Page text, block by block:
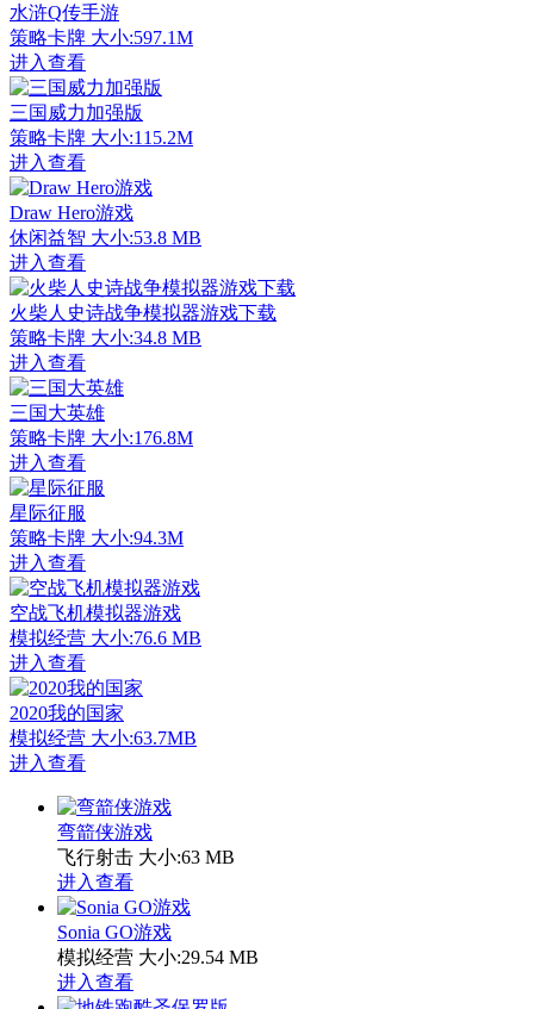
水浒Q传手游
策略卡牌 大小:597.1M
进入查看
三国威力加强版
策略卡牌 大小:115.2M
进入查看
Draw Hero游戏
休闲益智 大小:53.8 MB
进入查看
火柴人史诗战争模拟器游戏下载
策略卡牌 大小:34.8 MB
进入查看
三国大英雄
策略卡牌 大小:176.8M
进入查看
星际征服
策略卡牌 大小:94.3M
进入查看
空战飞机模拟器游戏
模拟经营 大小:76.6 MB
进入查看
2020我的国家
模拟经营 大小:63.7MB
进入查看
弯箭侠游戏
飞行射击 大小:63 MB
进入查看
Sonia GO游戏
模拟经营 大小:29.54 MB
进入查看